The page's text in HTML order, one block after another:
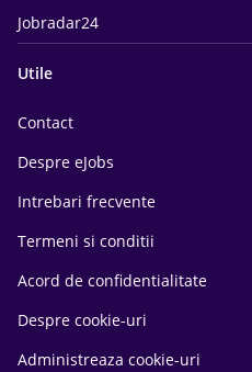
Jobradar24
Utile
Contact
Despre eJobs
Intrebari frecvente
Termeni si conditii
Acord de confidentialitate
Despre cookie-uri
Administreaza cookie-uri